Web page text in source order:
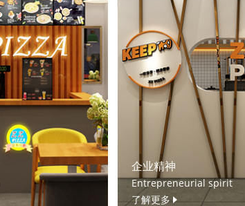
企业精神
Entrepreneurial spirit
了解更多